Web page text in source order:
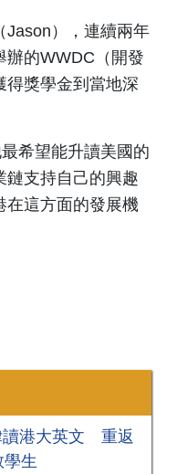
Jason），連續兩年
辦的WWDC（開發
得獎學金到當地深
希望能升讀美國的
鏈支持自己的興趣
在這方面的發展機
讀港大英文 重返
生